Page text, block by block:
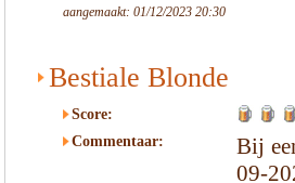
aangemaakt: 01/12/2023 20:30
Bestiale Blonde
Score:
Commentaar:
Bij
09-